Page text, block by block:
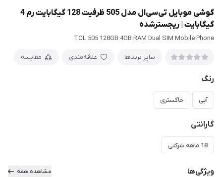
گوشی موبایل تی‎‎‎‎‎سی‎‎‎‎‎ال مدل 505 ظرفیت 128 گیگابایت رم 4
گیگابایت | ریجسترشده
TCL 505 128GB 4GB RAM Dual SIM Mobile Phone
سایر برندها علاقه‌مندی مقایسه
رنگ
آبی خاکستری
گارانتی
18 ماهه شرکتی
ویژگی‌ها مشاهده همه